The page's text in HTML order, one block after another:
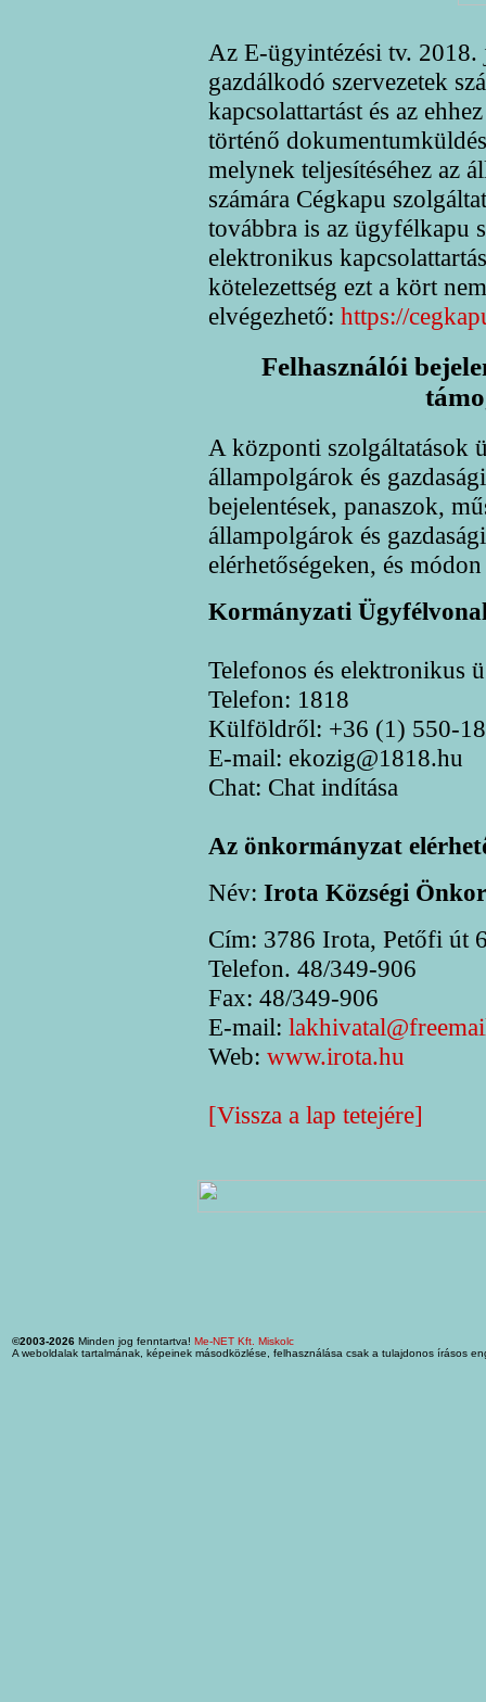
Az E-ügyintézési tv.
gazdálkodó szervezetek
kapcsolattartást és az
történő
melynek teljesítéséhez az
számára Cégkapu
továbbra is az ügyfélkapu
elektronikus
kötelezettség ezt a kört
elvégezhető: https://
Felhasználói
A központi szolgáltatások
állampolgárok és
bejelentések, panaszok,
állampolgárok és
elérhetőségeken, és
Kormányzati
Telefonos és elektronikus
Telefon: 1818
Külföldről: +36 (1) 550-
E-mail: ekozig@1818.hu
Chat: Chat indítása
Az önkormányzat
Név: Irota Községi
Cím: 3786 Irota, Petőfi út
Telefon. 48/349-906
Fax: 48/349-906
E-mail:
Web: www.irota.hu
[Vissza a lap tetejére]
©2003-2026 Minden jog fenntartva! Me-NET Kft. Miskolc
A weboldalak tartalmának, képeinek másodközlése, felhasználása csak a tulajdonos írásos